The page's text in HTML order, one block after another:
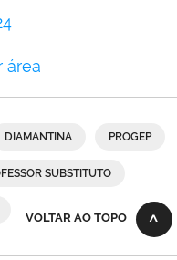
área
DIAMANTINA PROGEP
SUBSTITUTO
VOLTAR AO TOPO